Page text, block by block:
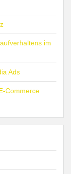
im
Ads
Commerce